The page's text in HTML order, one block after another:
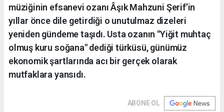
müziğinin efsanevi ozanı Âşık Mahzuni Şerif’in
yıllar önce dile getirdiği o unutulmaz dizeleri
yeniden gündeme taşıdı. Usta ozanın "Yiğit muhtaç
olmuş kuru soğana" dediği türküsü, günümüz
ekonomik şartlarında acı bir gerçek olarak
mutfaklara yansıdı.
ABONE OL